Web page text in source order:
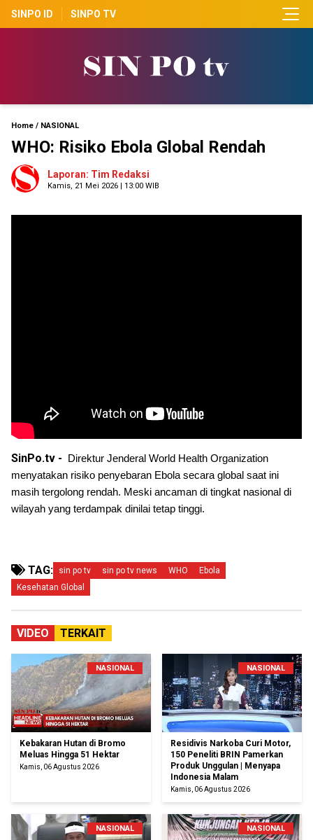
SINPO ID SINPO TV
Home / NASIONAL
WHO: Risiko Ebola Global Rendah
Laporan: Tim Redaksi
Kamis, 21 Mei 2026 | 13:00 WIB
SinPo.tv -
Direktur Jenderal World Health Organization
menyatakan risiko penyebaran Ebola secara global saat ini
masih tergolong rendah. Meski ancaman di tingkat nasional di
wilayah yang terdampak dinilai tetap tinggi.
TAG: sin po tv sin po tv news WHO
Ebola
Kesehatan Global
VIDEO TERKAIT
NASIONAL
Kebakaran Hutan di Bromo
Meluas Hingga 51 Hektar
Kamis, 06 Agustus 2026
NASIONAL
Residivis Narkoba Curi Motor,
150 Peneliti BRIN Pamerkan
Produk Unggulan | Menyapa
Indonesia Malam
Kamis, 06 Agustus 2026
NASIONAL NASIONAL